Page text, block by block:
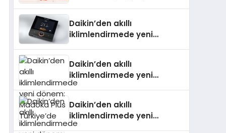
Daikin’den akıllı
iklimlendirmede yeni
Daikin’den akıllı
iklimlendirmede yeni
dönem: Madoka Plus
Daikin’den akıllı
iklimlendirmede yeni
dönem: Madoka Plus